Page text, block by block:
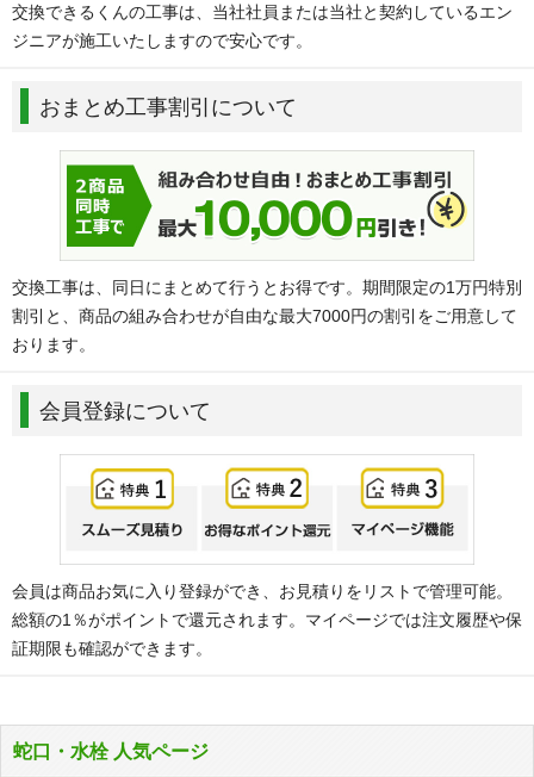
交換できるくんの工事は、当社社員または当社と契約しているエン
ジニアが施工いたしますので安心です。
おまとめ工事割引について
交換工事は、同日にまとめて行うとお得です。期間限定の1万円特別
割引と、商品の組み合わせが自由な最大7000円の割引をご用意して
おります。
会員登録について
会員は商品お気に入り登録ができ、お見積りをリストで管理可能。
総額の1％がポイントで還元されます。マイページでは注文履歴や保
証期限も確認ができます。
蛇口・水栓 人気ページ